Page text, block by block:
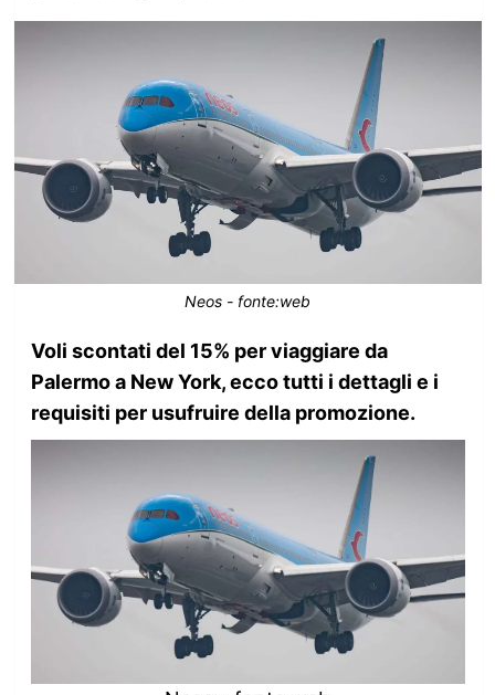
Neos - fonte:web
Voli scontati del 15% per viaggiare da
Palermo a New York, ecco tutti i dettagli e i
requisiti per usufruire della promozione.